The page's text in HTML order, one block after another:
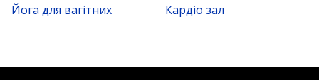
Йога для вагітних
Кардіо зал